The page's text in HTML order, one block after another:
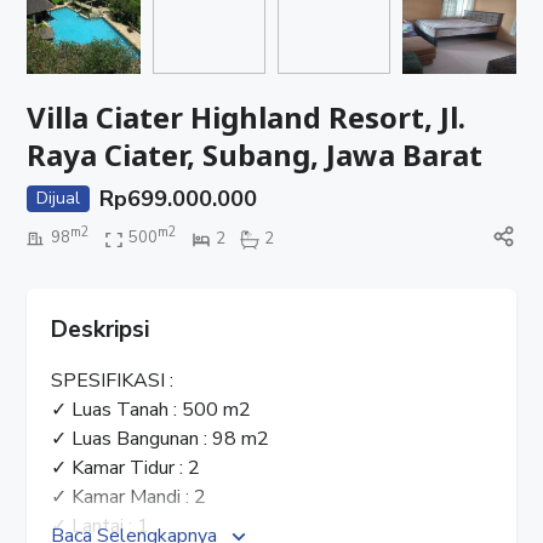
Villa Ciater Highland Resort, Jl.
Raya Ciater, Subang, Jawa Barat
Dijual Rp699.000.000
98m2 500m2 2 2
Deskripsi
SPESIFIKASI :
✓ Luas Tanah : 500 m2
✓ Luas Bangunan : 98 m2
✓ Kamar Tidur : 2
✓ Kamar Mandi : 2
✓ Lantai : 1
Baca Selengkapnya